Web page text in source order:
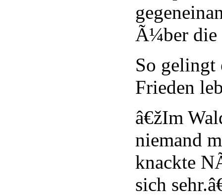
Ã¼ber die
So gelingt
Frieden
â€žIm
niemand
knackte
sich